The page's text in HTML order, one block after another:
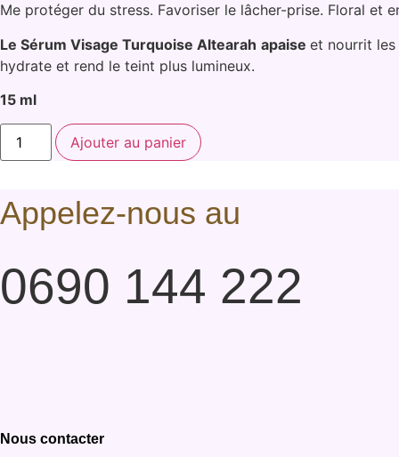
Me protéger du stress. Favoriser le lâcher-prise. Floral et
Le Sérum Visage Turquoise Altearah apaise et nourrit les
hydrate et rend le teint plus lumineux.
15 ml
quantité
Sérum
Altearah
Ajouter au panier
Appelez-nous au
0690 144 222
Nous contacter